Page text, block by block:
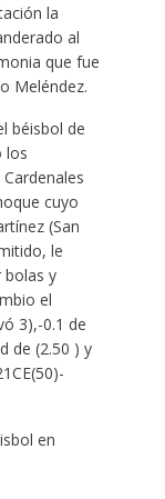
la
al
que fue
Meléndez.
béisbol de
los
cuyo
(San
le
bolas y
el
3),-0.1 de
de (2.50 ) y
en